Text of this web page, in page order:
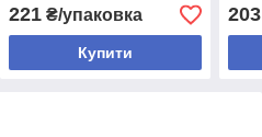
221₴/упаковка
Купити
203